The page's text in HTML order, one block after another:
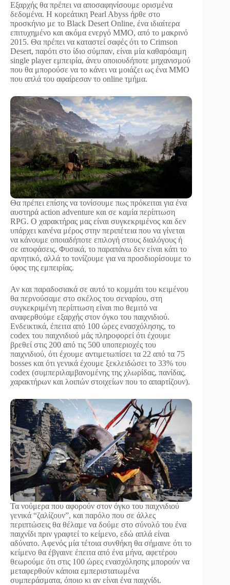
Εξαρχής θα πρέπει να αποσαφηνίσουμε ορισμένα
δεδομένα. Η κορεάτικη Pearl Abyss ήρθε στο
προσκήνιο με το Black Desert Online, ένα ιδιαίτερα
επιτυχημένο και ακόμα ενεργό MMO, από το μακρινό
2015. Θα πρέπει να καταστεί σαφές ότι το Crimson
Desert, παρότι στο ίδιο σύμπαν, είναι μία καθαρόαιμη
single player εμπειρία, άνευ οποιουδήποτε μηχανισμού
που θα μπορούσε να το κάνει να μοιάζει ως ένα MMO
που απλά του αφαίρεσαν το online τμήμα.
Θα πρέπει επίσης να τονίσουμε πως πρόκειται για ένα
αυστηρά action adventure και σε καμία περίπτωση
RPG. Ο χαρακτήρας μας είναι συγκεκριμένος και δεν
υπάρχει κανένα μέρος στην περιπέτεια που να γίνεται
να κάνουμε οποιαδήποτε επιλογή στους διαλόγους ή
σε αποφάσεις. Φυσικά, το παραπάνω δεν είναι κάτι το
αρνητικό, αλλά το τονίζουμε για να προσδιορίσουμε το
ύφος της εμπειρίας.
Αν και παραδοσιακά σε αυτό το κομμάτι του κειμένου
θα περνούσαμε στο σκέλος του σεναρίου, στη
συγκεκριμένη περίπτωση είναι πιο θεμιτό να
αναφερθούμε εξαρχής στον όγκο του παιχνιδιού.
Ενδεικτικά, έπειτα από 100 ώρες ενασχόλησης, το
codex του παιχνιδιού μάς πληροφορεί ότι έχουμε
βρεθεί στις 200 από τις 500 υποπεριοχές του
παιχνιδιού, ότι έχουμε αντιμετωπίσει τα 22 από τα 75
bosses και ότι γενικά έχουμε ξεκλειδώσει το 33% του
codex (συμπεριλαμβανομένης της χλωρίδας, πανίδας,
χαρακτήρων και λοιπών στοιχείων που το απαρτίζουν).
Τα νούμερα που αφορούν στον όγκο του παιχνιδιού
γενικά “ζαλίζουν”, και παρόλο που σε άλλες
περιπτώσεις θα θέλαμε να δούμε στο σύνολό του ένα
παιχνίδι πριν γραφτεί το κείμενο, εδώ απλά είναι
αδύνατο. Αφενός μία τέτοια συνθήκη θα σήμαινε ότι το
κείμενο θα έβγαινε έπειτα από ένα μήνα, αφετέρου
θεωρούμε ότι στις 100 ώρες ενασχόλησης μπορούν να
μεταφερθούν κάποια εμπεριστατωμένα
συμπεράσματα, όποιο κι αν είναι ένα παιχνίδι.